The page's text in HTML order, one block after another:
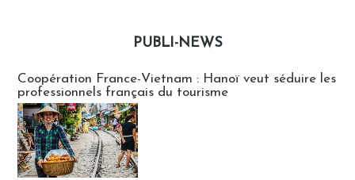
PUBLI-NEWS
Coopération France-Vietnam : Hanoï veut séduire les
professionnels français du tourisme